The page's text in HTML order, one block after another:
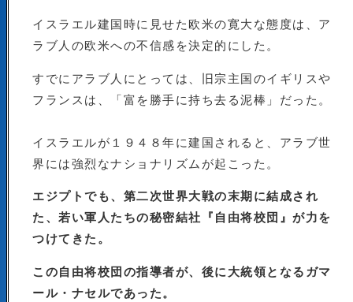
イスラエル建国時に見せた欧米の寛大な態度は、ア
ラブ人の欧米への不信感を決定的にした。
すでにアラブ人にとっては、旧宗主国のイギリスや
フランスは、「富を勝手に持ち去る泥棒」だった。
イスラエルが１９４８年に建国されると、アラブ世
界には強烈なナショナリズムが起こった。
エジプトでも、第二次世界大戦の末期に結成され
た、若い軍人たちの秘密結社『自由将校団』が力を
つけてきた。
この自由将校団の指導者が、後に大統領となるガマ
ール・ナセルであった。